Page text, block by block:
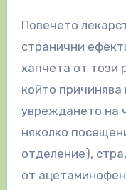
Повечето
странични
хапчета от този
който
увреждането на
няколко
отделение),
от